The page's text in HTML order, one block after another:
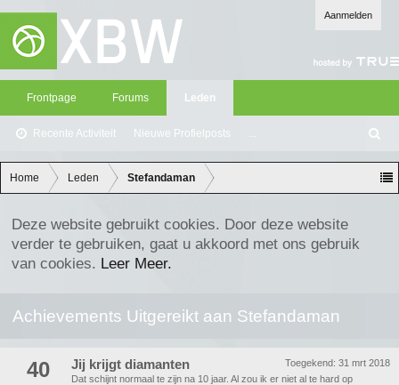
Aanmelden
Frontpage Forums Leden
Recente Activiteit Nieuwe Profielposts ...
oe
ke
n
Home Leden Stefandaman
Deze website gebruikt cookies. Door deze website
verder te gebruiken, gaat u akkoord met ons gebruik
van cookies. Leer Meer.
Achievements Uitgereikt aan Stefandaman
40 Toegekend: 31 mrt 2018
Jij krijgt diamanten
Dat schijnt normaal te zijn na 10 jaar. Al zou ik er niet al te hard op